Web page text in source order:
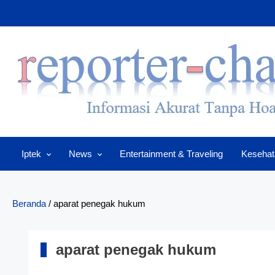
to
Iptek News Entertainment & Traveling
Beranda / aparat penegak hukum
aparat penegak hukum